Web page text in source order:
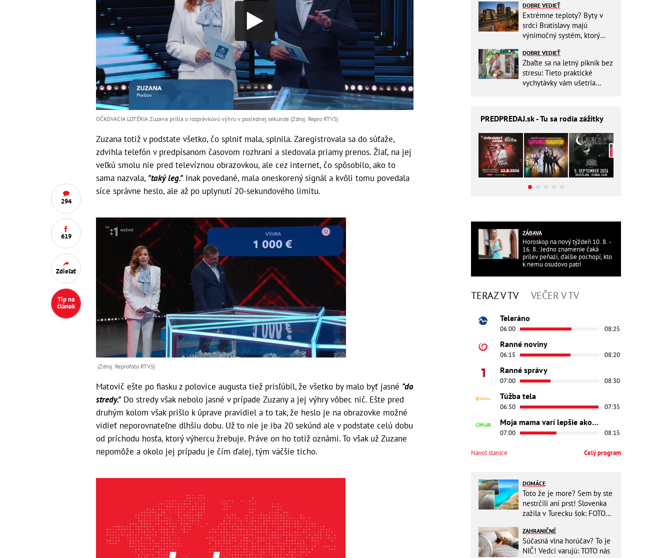
294
619
Zdieľať
Tip na
článok
OČKOVACIA LOTÉRIA Zuzana prišla o rozprávkovú výhru v poslednej sekunde (Zdroj: Repro RTVS)
Zuzana totiž v podstate všetko, čo splniť mala, splnila. Zaregistrovala sa do súťaže,
zdvihla telefón v predpísanom časovom rozhraní a sledovala priamy prenos. Žiaľ, na jej
veľkú smolu nie pred televíznou obrazovkou, ale cez internet, čo spôsobilo, ako to
sama nazvala, "taký leg." Inak povedané, mala oneskorený signál a kvôli tomu povedala
síce správne heslo, ale až po uplynutí 20-sekundového limitu.
(Zdroj: Reprofoto RTVS)
Matovič ešte po fiasku z polovice augusta tiež prisľúbil, že všetko by malo byť jasné "do
stredy." Do stredy však nebolo jasné v prípade Zuzany a jej výhry vôbec nič. Ešte pred
druhým kolom však prišlo k úprave pravidiel a to tak, že heslo je na obrazovke možné
vidieť neporovnateľne dlhšiu dobu. Už to nie je iba 20 sekúnd ale v podstate celú dobu
od príchodu hosťa, ktorý výhercu žrebuje. Práve on ho totiž oznámi. To však už Zuzane
nepomôže a okolo jej prípadu je čím ďalej, tým väčšie ticho.
DOBRE VEDIEŤ
Extrémne teploty? Byty v
srdci Bratislavy majú
výnimočný systém, ktorý
DOBRE VEDIEŤ
Zbaľte sa na letný piknik bez
stresu: Tieto praktické
vychytávky vám ušetria
PREDPREDAJ.sk - Tu sa rodia zážitky
ZÁBAVA
Horoskop na nový týždeň 10. 8. -
16. 8.: Jedno znamenie čaká
prílev peňazí, ďalšie pochopí, kto
k nemu osudovo patrí
TERAZ V TV VEČER V TV
Teleráno
06:00 08:25
Ranné noviny
06:15 08:20
Ranné správy
07:00 08:30
Túžba tela
06:50 07:35
Moja mama varí lepšie ako tvoja
07:00 08:15
Navoľ stanice Celý program
DOMÁCE
Toto že je more? Sem by ste
nestrčili ani prst! Slovenka
zažila v Turecku šok: FOTO
ZAHRANIČNÉ
Súčasná vlna horúčav? To je
NIČ! Vedci varujú: TOTO nás